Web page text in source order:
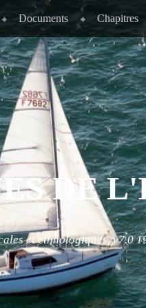
Documents Chapitres
DE
et ethnologiques. v7.0